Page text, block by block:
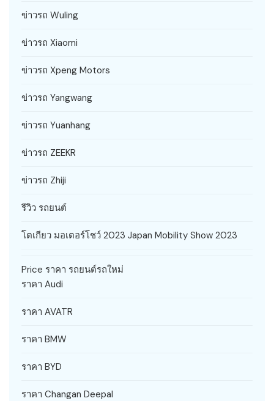
ข่าวรถ Wuling
ข่าวรถ Xiaomi
ข่าวรถ Xpeng Motors
ข่าวรถ Yangwang
ข่าวรถ Yuanhang
ข่าวรถ ZEEKR
ข่าวรถ Zhiji
รีวิว รถยนต์
โตเกียว มอเตอร์โชว์ 2023 Japan Mobility Show 2023
Price ราคา รถยนต์รถใหม่
ราคา Audi
ราคา AVATR
ราคา BMW
ราคา BYD
ราคา Changan Deepal